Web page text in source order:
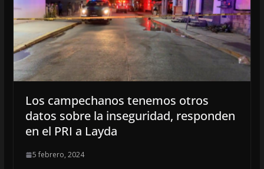
Los campechanos tenemos otros
datos sobre la inseguridad, responden
en el PRI a Layda
5 febrero, 2024